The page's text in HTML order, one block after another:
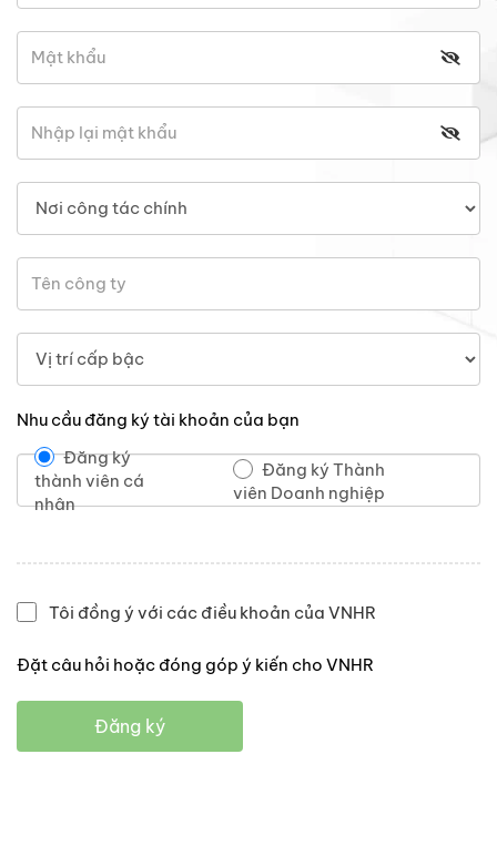
Nhu cầu đăng ký tài khoản của bạn
Đăng ký
thành viên cá
nhân
Đăng ký Thành
viên Doanh nghiệp
Tôi đồng ý với các điều khoản của VNHR
Đặt câu hỏi hoặc đóng góp ý kiến cho VNHR
Đăng ký